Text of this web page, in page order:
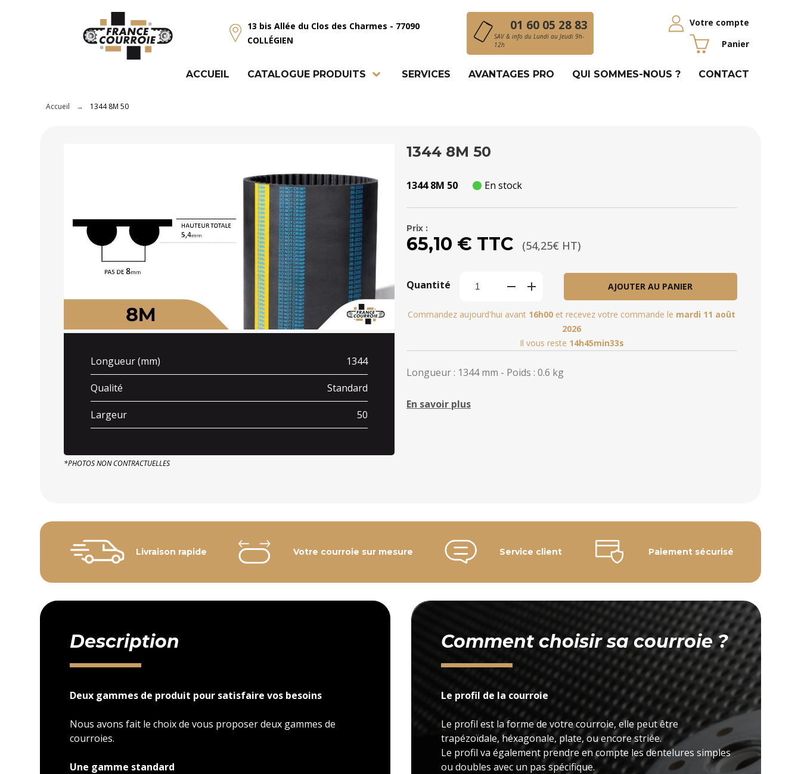
13 bis Allée du Clos des Charmes - 77090
COLLÉGIEN
01 60 05 28 83
SAV & info du Lundi au Jeudi 9h-
12h
Votre compte
Panier
ACCUEIL CATALOGUE PRODUITS SERVICES AVANTAGES PRO QUI SOMMES-NOUS ? CONTACT
Accueil 1344 8M 50
Longueur (mm) 1344
Qualité Standard
Largeur 50
*PHOTOS NON CONTRACTUELLES
1344 8M 50
1344 8M 50 En stock
Prix :
65,10 € TTC (54,25€ HT)
Quantité AJOUTER AU PANIER
Commandez aujourd'hui avant 16h00 et recevez votre commande le mardi 11 août
2026
Il vous reste 14h45min31s
Longueur : 1344 mm - Poids : 0.6 kg
En savoir plus
Livraison rapide Votre courroie sur mesure Service client Paiement sécurisé
Description
Deux gammes de produit pour satisfaire vos besoins
Nous avons fait le choix de vous proposer deux gammes de
courroies.
Une gamme standard
Comment choisir sa courroie ?
Le profil de la courroie
Le profil est la forme de votre courroie, elle peut être
trapézoïdale, héxagonale, plate, ou encore striée.
Le profil va également prendre en compte les dentelures simples
ou doubles avec un pas spécifique.